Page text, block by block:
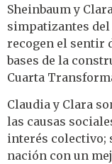
Sheinbaum y
simpatizantes
recogen el sentir
bases de la
Cuarta
Claudia y Clara
las causas
interés colectivo;
nación con un